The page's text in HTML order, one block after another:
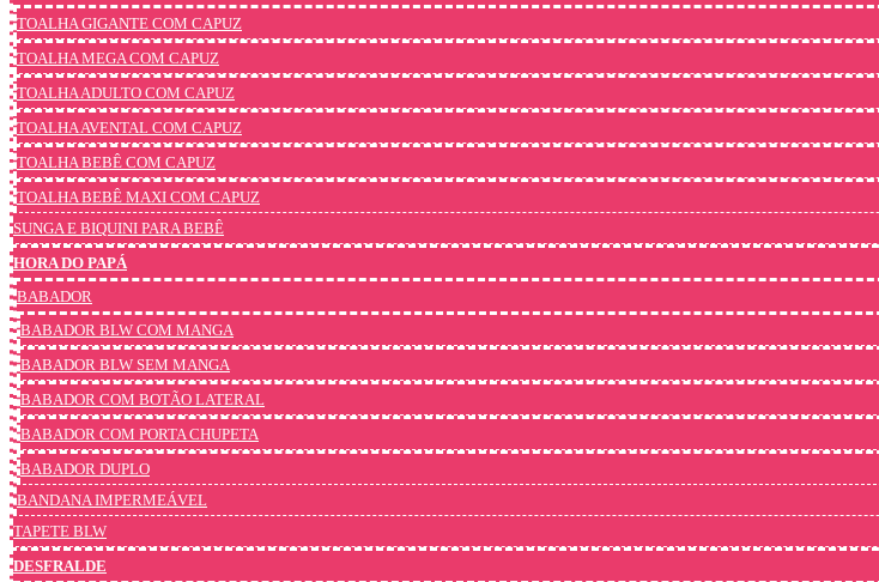
TOALHA GIGANTE COM CAPUZ
TOALHA MEGA COM CAPUZ
TOALHA ADULTO COM CAPUZ
TOALHA AVENTAL COM CAPUZ
TOALHA BEBÊ COM CAPUZ
TOALHA BEBÊ MAXI COM CAPUZ
SUNGA E BIQUINI PARA BEBÊ
HORA DO PAPÁ
BABADOR
BABADOR BLW COM MANGA
BABADOR BLW SEM MANGA
BABADOR COM BOTÃO LATERAL
BABADOR COM PORTA CHUPETA
BABADOR DUPLO
BANDANA IMPERMEÁVEL
TAPETE BLW
DESFRALDE